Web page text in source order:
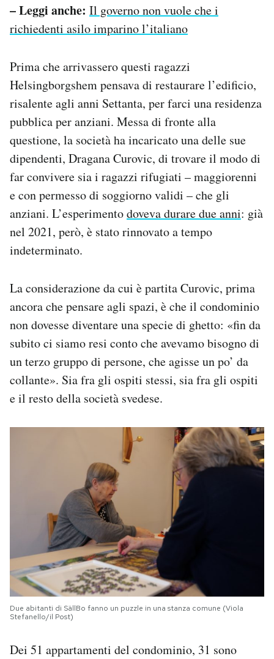
– Leggi anche: Il governo non vuole che i
richiedenti asilo imparino l’italiano
Prima che arrivassero questi ragazzi
Helsingborgshem pensava di restaurare l’edificio,
risalente agli anni Settanta, per farci una residenza
pubblica per anziani. Messa di fronte alla
questione, la società ha incaricato una delle sue
dipendenti, Dragana Curovic, di trovare il modo di
far convivere sia i ragazzi rifugiati – maggiorenni
e con permesso di soggiorno validi – che gli
anziani. L’esperimentodoveva durare due anni: già
nel 2021, però, è stato rinnovato a tempo
indeterminato.
La considerazione da cui è partita Curovic, prima
ancora che pensare agli spazi, è che il condominio
non dovesse diventare una specie di ghetto: «fin da
subito ci siamo resi conto che avevamo bisogno di
un terzo gruppo di persone, che agisse un po’ da
collante». Sia fra gli ospiti stessi, sia fra gli ospiti
e il resto della società svedese.
Due abitanti di SällBo fanno un puzzle in una stanza comune (Viola
Stefanello/il Post)
Dei 51 appartamenti del condominio, 31 sono